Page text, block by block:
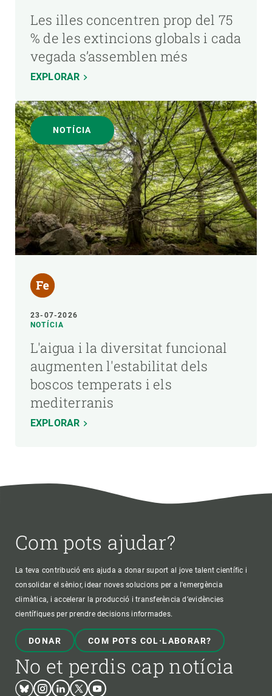
Les illes concentren prop del 75
% de les extincions globals i cada
vegada s’assemblen més
EXPLORAR
NOTÍCIA
23-07-2026
NOTÍCIA
L'aigua i la diversitat funcional
augmenten l'estabilitat dels
boscos temperats i els
mediterranis
EXPLORAR
Com pots ajudar?
La teva contribució ens ajuda a donar suport al jove talent científic i
consolidar el sènior, idear noves solucions per a l'emergència
climàtica, i accelerar la producció i transferència d’evidències
científiques per prendre decisions informades.
DONAR COM POTS COL·LABORAR?
No et perdis cap notícia
BlueskyInstagram
LinkedinTwitterYoutube